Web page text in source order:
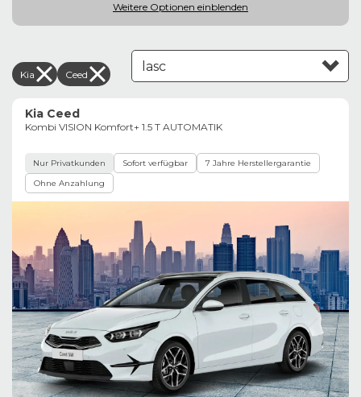
Weitere Optionen einblenden
Kia Ceed
Leasing aufsteigend
Kia Ceed
Kombi VISION Komfort+ 1.5 T AUTOMATIK
Nur Privatkunden Sofort verfügbar
7 Jahre Herstellergarantie
Ohne Anzahlung